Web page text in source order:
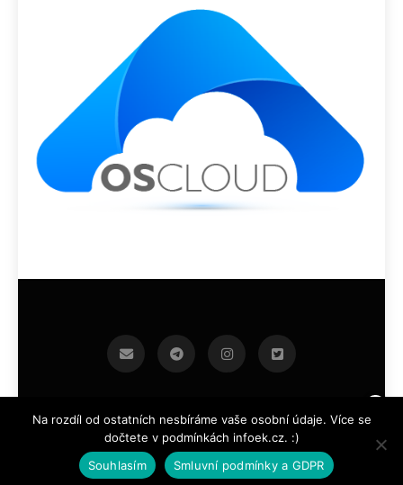
infoek.cz 2026.Developed By BlazeThemes .
Na rozdíl od ostatních nesbíráme vaše osobní údaje. Více se
dočtete v podmínkách infoek.cz. :)
Souhlasím
Smluvní podmínky a GDPR